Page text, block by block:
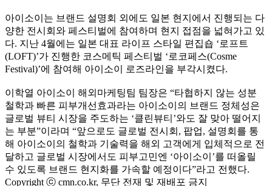
아이소이는 브랜드 설명회 외에도 일본 현지에서 진행되는 다
양한 전시회와 페스티벌에 참여하며 현지 접점을 넓혀가고 있
다. 지난 4월에는 일본 대표 라이프 스타일 편집숍 ‘로프트
(LOFT)’가 진행한 코스메틱 페스티벌 ‘로코페스(Cosme
Festival)’에 참여해 아이소이 로즈라인을 부각시켰다.
이학열 아이소이 해외마케팅팀 팀장은 “타협하지 않는 성분
철학과 빠른 피부개선효과라는 아이소이의 브랜드 정체성은
글로벌 뷰티 시장을 주도하는 ‘클린뷰티’와도 잘 맞아 떨어지
는 부분”이라며 “앞으로도 글로벌 전시회, 팝업, 설명회를 통
해 아이소이의 철학과 기술력을 해외 고객에게 입체적으로 전
달하고 글로벌 시장에서도 피부고민엔 ‘아이소이’를 떠올릴
수 있도록 브랜드 현지화를 가속할 예정이다”라고 전했다.
Copyright ⓒ cmn.co.kr, 무단 전재 및 재배포 금지